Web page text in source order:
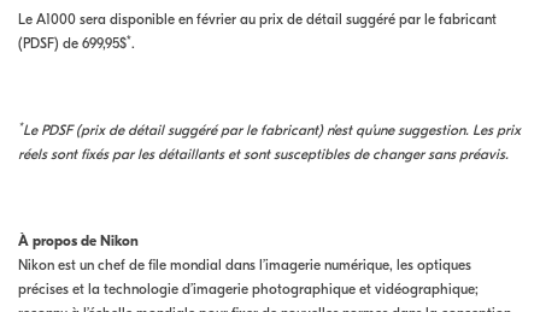
Le A1000 sera disponible en février au prix de détail suggéré par le fabricant
(PDSF) de 699,95$*.
*Le PDSF (prix de détail suggéré par le fabricant) n’est qu’une suggestion. Les prix
réels sont fixés par les détaillants et sont susceptibles de changer sans préavis.
À propos de Nikon
Nikon est un chef de file mondial dans l’imagerie numérique, les optiques
précises et la technologie d’imagerie photographique et vidéographique;